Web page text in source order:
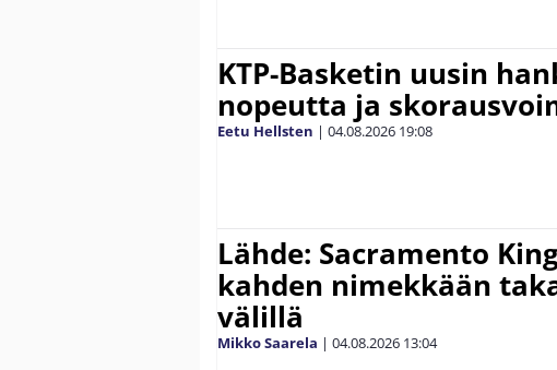
KTP-Basketin uusin
nopeutta ja
Eetu Hellsten | 04.08.2026 19:08
Lähde: Sacramento
kahden nimekkään
välillä
Mikko Saarela | 04.08.2026 13:04